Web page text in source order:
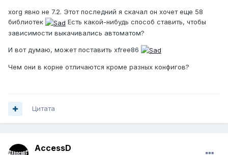
xorg явно не 7.2. Этот последний я скачал он хочет еще 58
библиотек
Есть какой-нибудь способ ставить, чтобы
зависимости выкачивались автоматом?
И вот думаю, может поставить xfree86
Чем они в корне отличаются кроме разных конфигов?
Цитата
AccessD